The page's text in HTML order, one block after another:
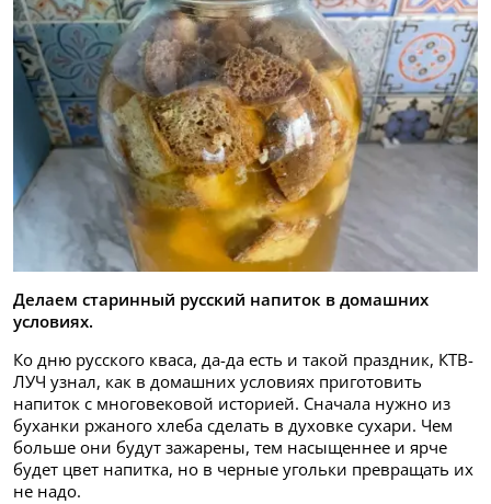
Делаем старинный русский напиток в домашних
условиях.
Ко дню русского кваса, да-да есть и такой праздник, КТВ-
ЛУЧ узнал, как в домашних условиях приготовить
напиток с многовековой историей. Сначала нужно из
буханки ржаного хлеба сделать в духовке сухари. Чем
больше они будут зажарены, тем насыщеннее и ярче
будет цвет напитка, но в черные угольки превращать их
не надо.